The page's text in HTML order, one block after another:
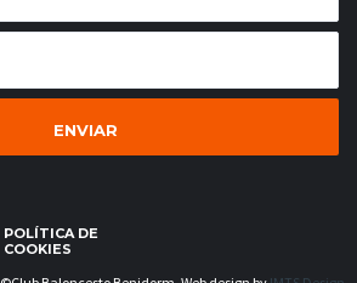
POLÍTICA DE
COOKIES